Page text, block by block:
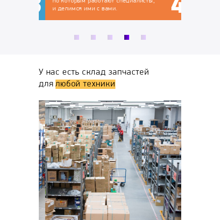
и делимся ими с вами.
У нас есть склад запчастей
длялюбой техники